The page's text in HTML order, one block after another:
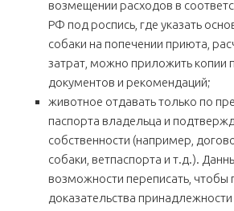
возмещении расходов в
РФ под роспись, где указать
собаки на попечении приюта,
затрат, можно приложить копии
документов и рекомендаций;
животное отдавать только по
паспорта владельца и
собственности (например,
собаки, ветпаспорта и т.д.).
возможности переписать, чтобы
доказательства